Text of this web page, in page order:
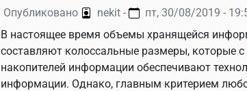
Опубликовано nekit -
пт, 30/08/2019 -
В настоящее время объемы хранящейся
составляют колоссальные размеры, которые
накопителей информации обеспечивают
информации. Однако, главным критерием